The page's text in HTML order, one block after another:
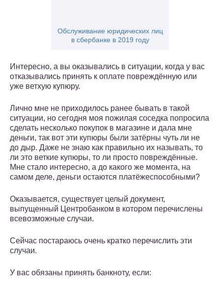
Обслуживание юридических лиц
в сбербанке в 2019 году
Интересно, а вы оказывались в ситуации, когда у вас
отказывались принять к оплате повреждённую или
уже ветхую купюру.
Лично мне не приходилось ранее бывать в такой
ситуации, но сегодня моя пожилая соседка попросила
сделать несколько покупок в магазине и дала мне
деньги, так вот эти купюры были затёрны чуть ли не
до дыр. Даже не знаю как правильно их называть, то
ли это веткие купюры, то ли просто повреждённые.
Мне стало интересно, а до какого же момента, на
самом деле, деньги остаются платёжеспособными?
Оказывается, существует целый документ,
выпущенный Центробанком в котором перечислены
всевозможные случаи.
Сейчас постараюсь очень кратко перечислить эти
случаи.
У вас обязаны принять банкноту, если: